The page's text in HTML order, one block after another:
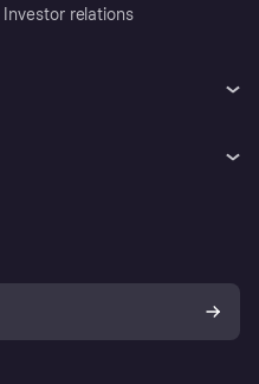
Investor relations